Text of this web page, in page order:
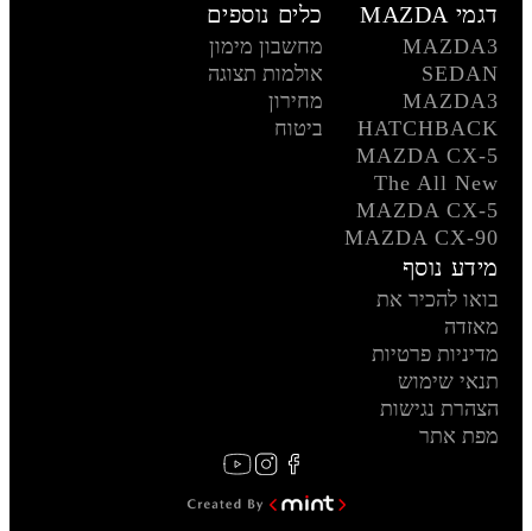
דגמי MAZDA
MAZDA3
SEDAN
MAZDA3
HATCHBACK
MAZDA CX-5
The All New
MAZDA CX-5
MAZDA CX-90
כלים נוספים
מחשבון מימון
אולמות תצוגה
מחירון
ביטוח
מידע נוסף
בואו להכיר את
מאזדה
מדיניות פרטיות
תנאי שימוש
הצהרת נגישות
מפת אתר